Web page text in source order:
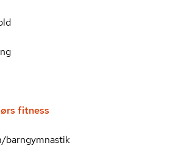
fitness
barngymnastik